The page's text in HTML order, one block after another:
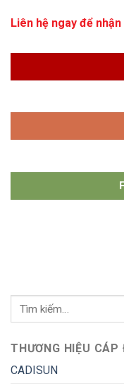
Liên hệ ngay để
THƯƠNG HIỆU CÁP
CADISUN